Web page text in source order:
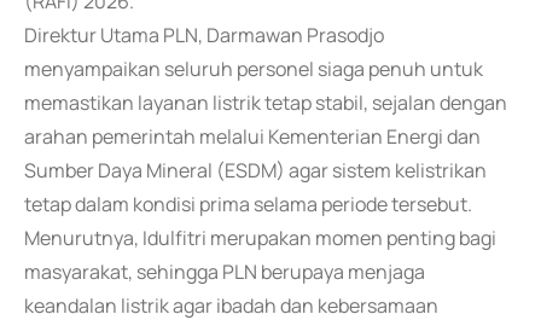
Direktur Utama PLN, Darmawan Prasodjo
menyampaikan seluruh personel siaga penuh untuk
memastikan layanan listrik tetap stabil, sejalan dengan
arahan pemerintah melalui Kementerian Energi dan
Sumber Daya Mineral (ESDM) agar sistem kelistrikan
tetap dalam kondisi prima selama periode tersebut.
Menurutnya, Idulfitri merupakan momen penting bagi
masyarakat, sehingga PLN berupaya menjaga
keandalan listrik agar ibadah dan kebersamaan